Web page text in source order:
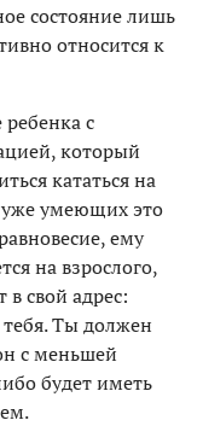
состояние лишь
относится к
с
который
кататься на
умеющих это
ему
на взрослого,
свой адрес:
Ты должен
с меньшей
будет иметь